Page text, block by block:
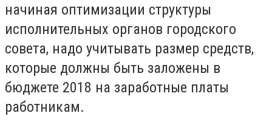
начиная оптимизации структуры
исполнительных органов городского
совета, надо учитывать размер средств,
которые должны быть заложены в
бюджете 2018 на заработные платы
работникам.